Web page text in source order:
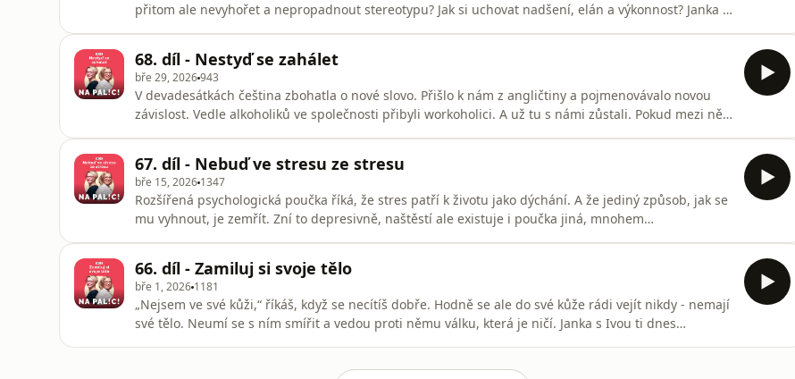
přitom ale nevyhořet a nepropadnout stereotypu? Jak si uchovat nadšení, elán a výkonnost? Janka s
včera._____________________________Plno
68. díl - Nestyď se zahálet
bře 29, 2026943
V devadesátkách čeština zbohatla o nové slovo. Přišlo k nám z angličtiny a pojmenovávalo novou
závislost. Vedle alkoholiků ve společnosti přibyli workoholici. A už tu s námi zůstali. Pokud mezi ně
dokážeš dne
67. díl - Nebuď ve stresu ze stresu
bře 15, 2026 1347
Rozšířená psychologická poučka říká, že stres patří k životu jako dýchání. A že jediný způsob, jak se
mu vyhnout, je zemřít. Zní to depresivně, naštěstí ale existuje i poučka jiná, mnohem
to._________________________
66. díl - Zamiluj si svoje tělo
bře 1, 2026 1181
„Nejsem ve své kůži,“ říkáš, když se necítíš dobře. Hodně se ale do své kůže rádi vejít nikdy - nemají
své tělo. Neumí se s ním smířit a vedou proti němu válku, která je ničí. Janka s Ivou ti dnes